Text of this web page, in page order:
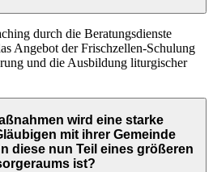
durch die Beratungsdienste
Angebot der Frischzellen-Schulung
und die Ausbildung liturgischer
wird eine starke
mit ihrer Gemeinde
diese nun Teil eines größeren
ist?